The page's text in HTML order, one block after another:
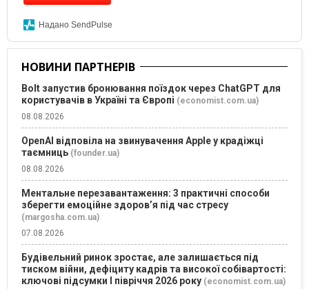
Надано SendPulse
НОВИНИ ПАРТНЕРІВ
Bolt запустив бронювання поїздок через ChatGPT для
користувачів в Україні та Європі (economist.com.ua)
08.08.2026
OpenAI відповіла на звинувачення Apple у крадіжці
таємниць (founder.ua)
08.08.2026
Ментальне перезавантаження: 3 практичні способи
зберегти емоційне здоров’я під час стресу
(margosha.com.ua)
07.08.2026
Будівельний ринок зростає, але залишається під
тиском війни, дефіциту кадрів та високої собівартості:
ключові підсумки І півріччя 2026 року (economist.com.ua)